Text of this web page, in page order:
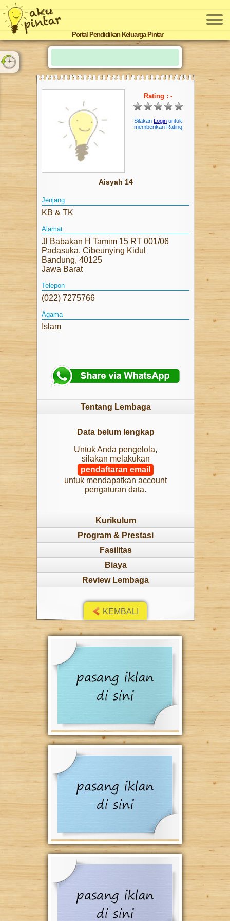
Portal Pendidikan Keluarga Pintar
SMP
SMU
Sekolah Kebutuhan Khusus
KURSUS
DAYCARE
ARTIKEL
PERLENGKAPAN SEKOLAH
PENGEMBANGAN GURU
PELUANG USAHA
TENTANG KAMI
DISCLAIMER
Rating : -
Silakan Login untuk
memberikan Rating
Aisyah 14
Jenjang
KB & TK
Alamat
Jl Babakan H Tamim 15 RT 001/06
Padasuka, Cibeunying Kidul
Bandung, 40125
Jawa Barat
Telepon
(022) 7275766
Agama
Islam
Tentang Lembaga
Data belum lengkap
Untuk Anda pengelola,
silakan melakukan
pendaftaran email
untuk mendapatkan account
pengaturan data.
Kurikulum
Program & Prestasi
Fasilitas
Biaya
Review Lembaga
KEMBALI